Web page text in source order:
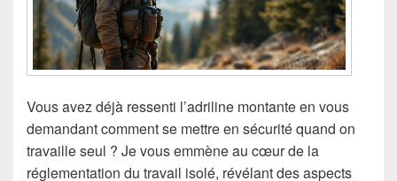
Vous avez déjà ressenti l’adriline montante en vous
demandant comment se mettre en sécurité quand on
travaille seul ? Je vous emmène au cœur de la
réglementation du travail isolé, révélant des aspects